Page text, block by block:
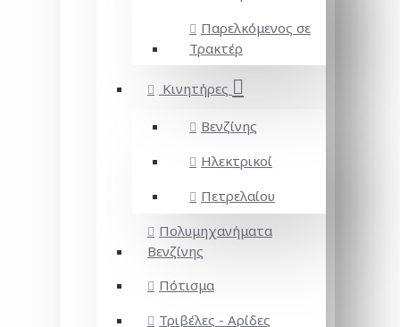
Παρελκόμενος σε
Τρακτέρ
Κινητήρες
Βενζίνης
Ηλεκτρικοί
Πετρελαίου
Πολυμηχανήματα
Βενζίνης
Πότισμα
Τριβέλες - Αρίδες